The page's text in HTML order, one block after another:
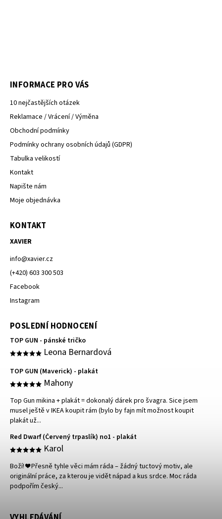
INFORMACE PRO VÁS
10 nejčastějších otázek
Reklamace / Vrácení / Výměna
Obchodní podmínky
Podmínky ochrany osobních údajů (GDPR)
Tabulka velikostí
Kontakt
Napište nám
Moje objednávka
KONTAKT
XAVIER
info@xavier.cz
(+420) 603 300 503
Facebook
Instagram
POSLEDNÍ HODNOCENÍ
TOP GUN - pánské tričko
Leona Bernardová
TOP GUN (Maverick) - plakát
Mahony
Top Gun mikina + plakát = dokonalý dárek pro švagra. Sice jsem
musel ještě v IKEA koupit rám (bylo by fajn mít možnost koupit
plakát už...
Red Dwarf (Červený trpaslík) no1 - plakát
Karol
Boží! ❤️ Přesně tyhle věci mám ráda – žádný tuctový motiv, ale
originální práce, za kterou je vidět nápad a kus srdce. Moc ráda
podpořím český...